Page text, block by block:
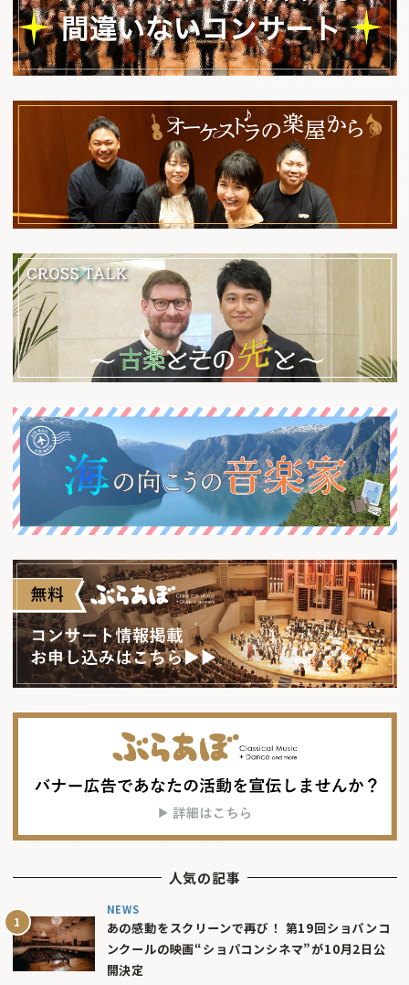
人気の記事
NEWS
あの感動をスクリーンで再び！ 第19回ショパンコ
ンクールの映画“ショパコンシネマ”が10月2日公
開決定